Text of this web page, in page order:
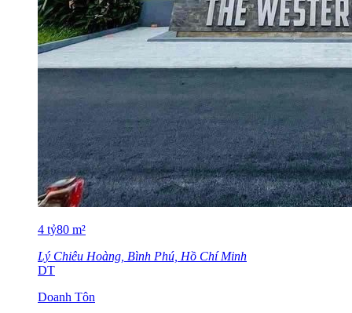
4 tỷ80 m²
Lý Chiêu Hoàng, Bình Phú, Hồ Chí Minh
DT
Doanh Tôn